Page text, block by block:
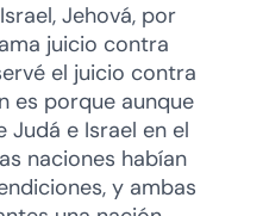
Jehová, por
juicio contra
el juicio contra
es porque aunque
Judá e Israel en el
naciones habían
y ambas